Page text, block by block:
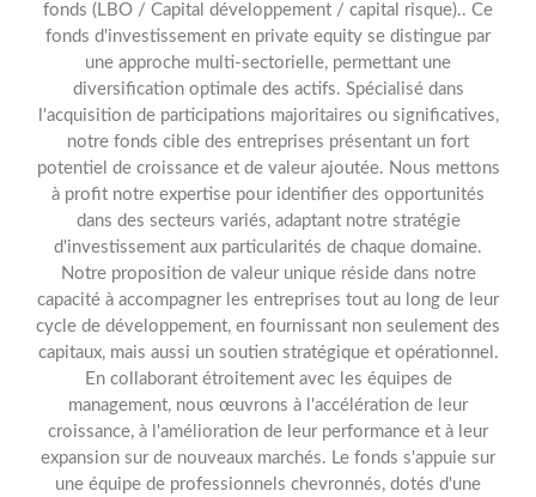
fonds (LBO / Capital développement / capital risque).. Ce
fonds d'investissement en private equity se distingue par
une approche multi-sectorielle, permettant une
diversification optimale des actifs. Spécialisé dans
l'acquisition de participations majoritaires ou significatives,
notre fonds cible des entreprises présentant un fort
potentiel de croissance et de valeur ajoutée. Nous mettons
à profit notre expertise pour identifier des opportunités
dans des secteurs variés, adaptant notre stratégie
d'investissement aux particularités de chaque domaine.
Notre proposition de valeur unique réside dans notre
capacité à accompagner les entreprises tout au long de leur
cycle de développement, en fournissant non seulement des
capitaux, mais aussi un soutien stratégique et opérationnel.
En collaborant étroitement avec les équipes de
management, nous œuvrons à l'accélération de leur
croissance, à l'amélioration de leur performance et à leur
expansion sur de nouveaux marchés. Le fonds s'appuie sur
une équipe de professionnels chevronnés, dotés d'une